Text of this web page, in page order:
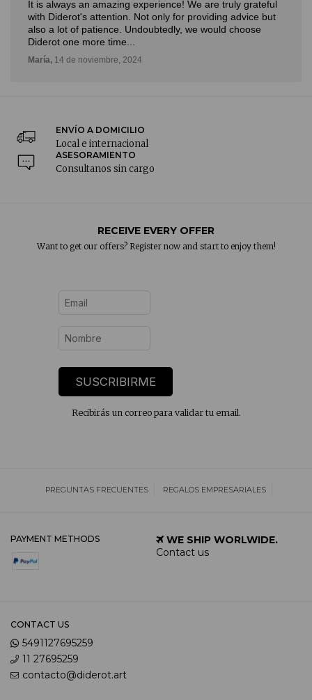
I love Diderot. Great attention, Spectacular profile of artist.
Verónica,14 de noviembre, 2024
ENVÍO A DOMICILIO
Local e internacional
ASESORAMIENTO
Consultanos sin cargo
RECEIVE EVERY OFFER
Want to get our offers? Register now and start to enjoy them!
SUSCRIBIRME
Recibirás un correo para validar tu email.
PREGUNTAS FRECUENTES REGALOS EMPRESARIALES
PAYMENT METHODS
WE SHIP WORLWIDE.
Contact us
CONTACT US
5491127695259
11 27695259
contacto@diderot.art